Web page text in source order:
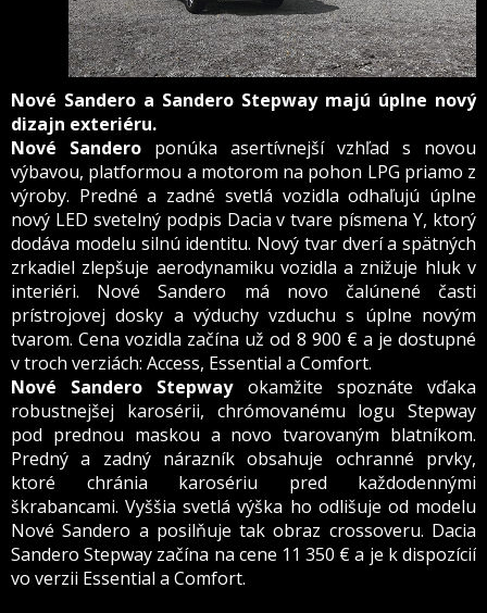
Nové Sandero a Sandero Stepway majú úplne nový
dizajn exteriéru.
Nové Sandero ponúka asertívnejší vzhľad s novou
výbavou, platformou a motorom na pohon LPG priamo z
výroby. Predné a zadné svetlá vozidla odhaľujú úplne
nový LED svetelný podpis Dacia v tvare písmena Y, ktorý
dodáva modelu silnú identitu. Nový tvar dverí a spätných
zrkadiel zlepšuje aerodynamiku vozidla a znižuje hluk v
interiéri. Nové Sandero má novo čalúnené časti
prístrojovej dosky a výduchy vzduchu s úplne novým
tvarom. Cena vozidla začína už od 8 900 € a je dostupné
v troch verziách: Access, Essential a Comfort.
Nové Sandero Stepwayokamžite spoznáte vďaka
robustnejšej karosérii, chrómovanému logu Stepway
pod prednou maskou a novo tvarovaným blatníkom.
Predný a zadný nárazník obsahuje ochranné prvky,
ktoré chránia karosériu pred každodennými
škrabancami. Vyššia svetlá výška ho odlišuje od modelu
Nové Sandero a posilňuje tak obraz crossoveru. Dacia
Sandero Stepway začína na cene 11 350 € a je k dispozícií
vo verzii Essential a Comfort.